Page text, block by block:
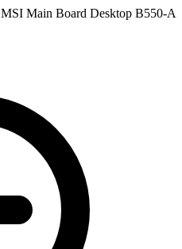
MSI Main Board Desktop B550-A